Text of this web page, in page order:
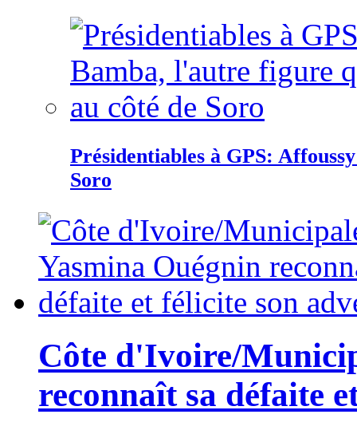
Présidentiables à GPS:
Soro
Côte d'Ivoire/
reconnaît sa défaite